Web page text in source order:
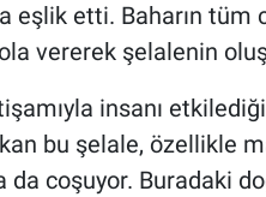
eşlik etti. Baharın tüm
vererek şelalenin
insanı
bu şelale, özellikle
coşuyor. Buradaki